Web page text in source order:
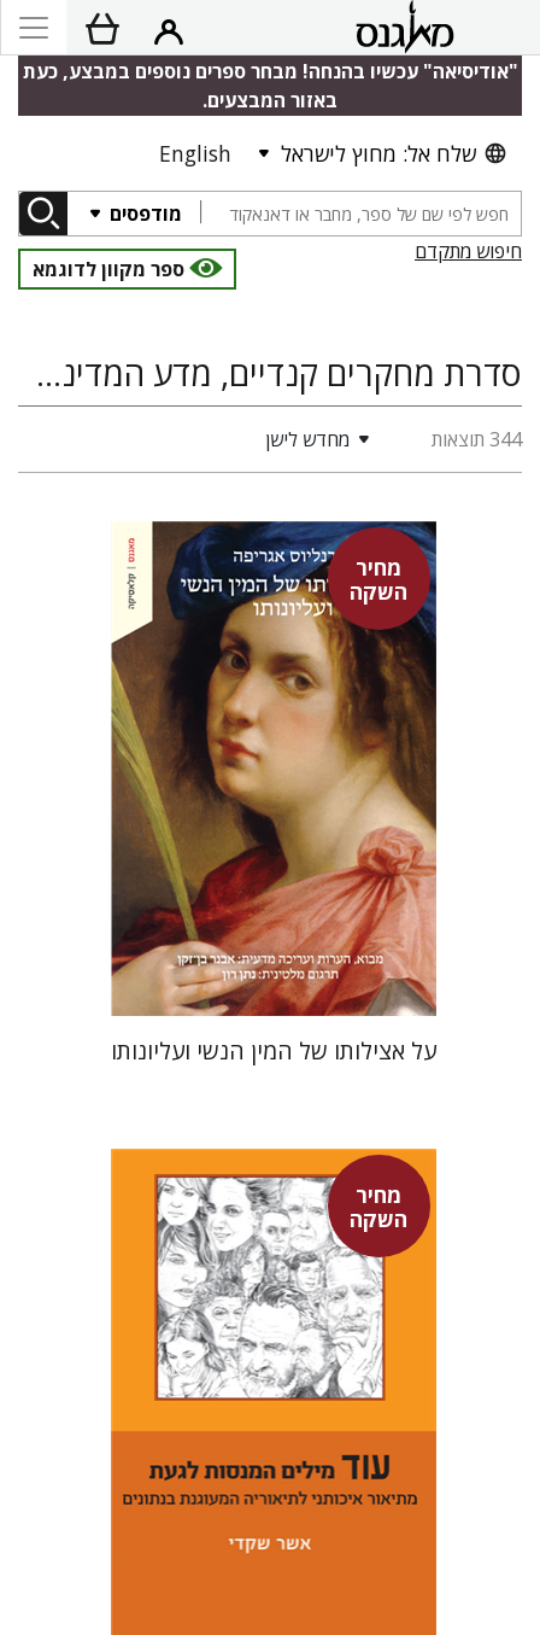
"אודיסיאה" עכשיו בהנחה! מבחר ספרים נוספים במבצע, כעת
באזור המבצעים.
שלח אל: מחוץ לישראל English
מודפסים
חיפוש מתקדם
ספר מקוון לדוגמא
סדרת מחקרים קנדיים, מדע המדינה ויחסים בין-לאומיים, סוציולוגיה ואנתרופולוגיה
344 תוצאות מחדש לישן
מחיר
השקה
היינריך קורנליוס אגריפה
אבנר בן-זקן
נתן רון
מחיר השקה
$31
$22
על אצילותו של המין הנשי ועליונותו
מחיר
השקה
אשר שקדי